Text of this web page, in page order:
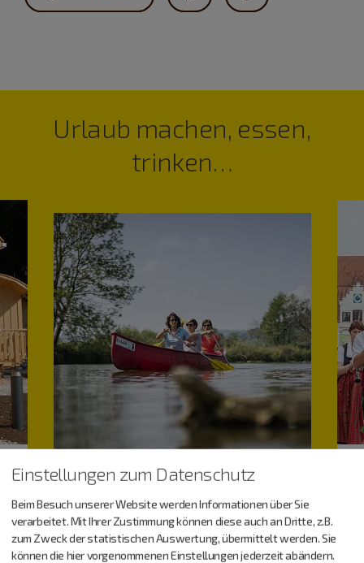
Urlaub machen, essen,
trinken…
Einstellungen zum Datenschutz
Beim Besuch unserer Website werden Informationen über Sie
verarbeitet. Mit Ihrer Zustimmung können diese auch an Dritte, z.B.
zum Zweck der statistischen Auswertung, übermittelt werden. Sie
können die hier vorgenommenen Einstellungen jederzeit abändern.